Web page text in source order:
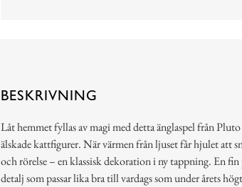
BESKRIVNING
Låt hemmet fyllas av magi med detta änglaspel från
älskade kattfigurer. När värmen från ljuset får hjulet att
och rörelse – en klassisk dekoration i ny tappning. En
detalj som passar lika bra till vardags som under årets